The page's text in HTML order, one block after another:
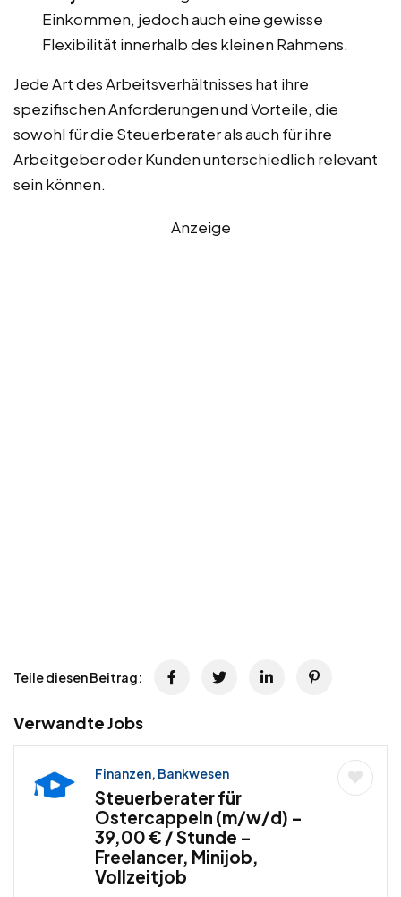
Einkommen, jedoch auch eine gewisse
Flexibilität innerhalb des kleinen Rahmens.
Jede Art des Arbeitsverhältnisses hat ihre
spezifischen Anforderungen und Vorteile, die
sowohl für die Steuerberater als auch für ihre
Arbeitgeber oder Kunden unterschiedlich relevant
sein können.
Anzeige
Teile diesen Beitrag:
Verwandte Jobs
Finanzen, Bankwesen
Steuerberater für
Ostercappeln (m/w/d) –
39,00 € / Stunde –
Freelancer, Minijob,
Vollzeitjob